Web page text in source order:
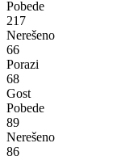
Pobede
217
Nerešeno
66
Porazi
68
Gost
Pobede
89
Nerešeno
86